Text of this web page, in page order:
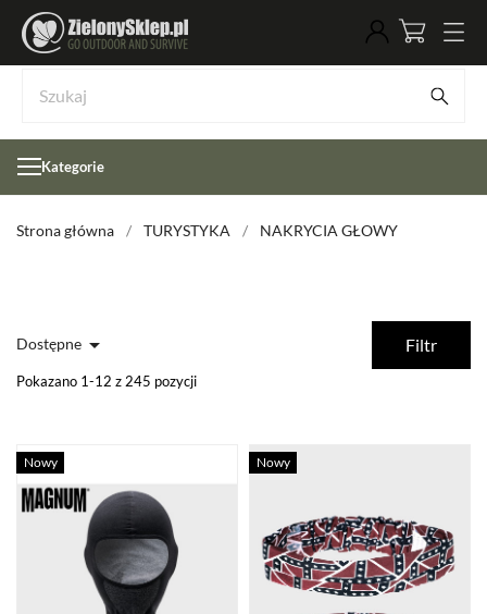
Kategorie
Strona główna TURYSTYKA NAKRYCIA GŁOWY
Dostępne  Filtr
Pokazano 1-12 z 245 pozycji
Nowy Nowy